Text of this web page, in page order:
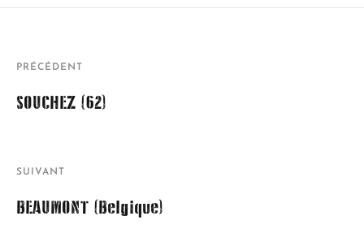
PRÉCÉDENT
SOUCHEZ (62)
SUIVANT
BEAUMONT (Belgique)